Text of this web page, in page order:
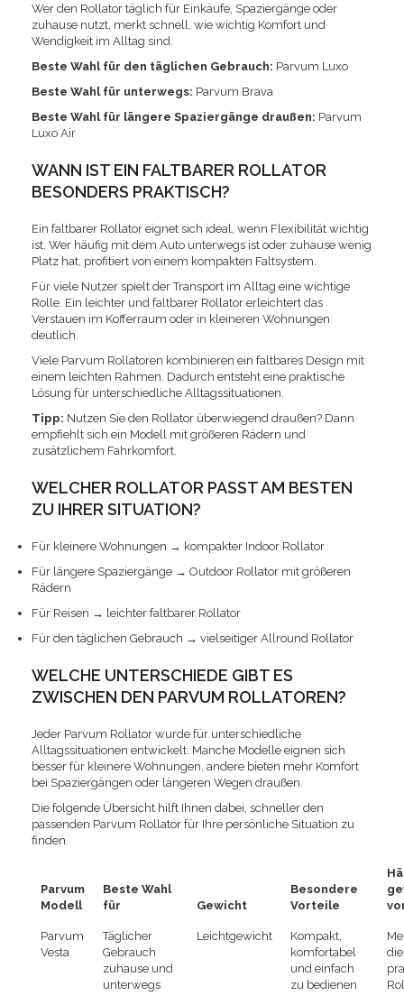
Wer den Rollator täglich für Einkäufe, Spaziergänge oder
zuhause nutzt, merkt schnell, wie wichtig Komfort und
Wendigkeit im Alltag sind.
Beste Wahl für den täglichen Gebrauch: Parvum Luxo
Beste Wahl für unterwegs: Parvum Brava
Beste Wahl für längere Spaziergänge draußen: Parvum
Luxo Air
WANN IST EIN FALTBARER ROLLATOR
BESONDERS PRAKTISCH?
Ein faltbarer Rollator eignet sich ideal, wenn Flexibilität wichtig
ist. Wer häufig mit dem Auto unterwegs ist oder zuhause wenig
Platz hat, profitiert von einem kompakten Faltsystem.
Für viele Nutzer spielt der Transport im Alltag eine wichtige
Rolle. Ein leichter und faltbarer Rollator erleichtert das
Verstauen im Kofferraum oder in kleineren Wohnungen
deutlich.
Viele Parvum Rollatoren kombinieren ein faltbares Design mit
einem leichten Rahmen. Dadurch entsteht eine praktische
Lösung für unterschiedliche Alltagssituationen.
Tipp: Nutzen Sie den Rollator überwiegend draußen? Dann
empfiehlt sich ein Modell mit größeren Rädern und
zusätzlichem Fahrkomfort.
WELCHER ROLLATOR PASST AM BESTEN
ZU IHRER SITUATION?
Für kleinere Wohnungen → kompakter Indoor Rollator
Für längere Spaziergänge → Outdoor Rollator mit größeren
Rädern
Für Reisen → leichter faltbarer Rollator
Für den täglichen Gebrauch → vielseitiger Allround Rollator
WELCHE UNTERSCHIEDE GIBT ES
ZWISCHEN DEN PARVUM ROLLATOREN?
Jeder Parvum Rollator wurde für unterschiedliche
Alltagssituationen entwickelt. Manche Modelle eignen sich
besser für kleinere Wohnungen, andere bieten mehr Komfort
bei Spaziergängen oder längeren Wegen draußen.
Die folgende Übersicht hilft Ihnen dabei, schneller den
passenden Parvum Rollator für Ihre persönliche Situation zu
finden.
Parvum
Modell
Beste Wahl
für
Gewicht
Besondere
Vorteile
Parvum
Vesta
Täglicher
Gebrauch
zuhause und
unterwegs
Leichtgewicht
Kompakt,
komfortabel
und einfach
zu bedienen